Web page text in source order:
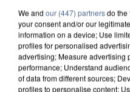
We and our (447) partnersdo the
your consent and/or our
information on a device; Use
profiles for personalised
advertising; Measure advertising
performance; Understand
of data from different sources;
profiles to personalise content;